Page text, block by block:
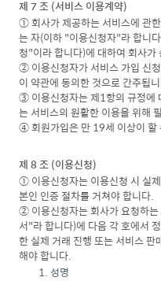
제 7 조 (서비스 이용계약)
① 회사가 제공하는 서비스에 관
는 자(이하 "이용신청자"라 합니
청"이라 합니다)에 대하여 회사
② 이용신청자가 서비스 가입 신
이 약관에 동의한 것으로 간주됩
③ 이용신청자는 제1항의 규정에
는 서비스의 원활한 이용을 위해
④ 회원가입은 만 19세 이상이 할
제 8 조 (이용신청)
① 이용신청자는 이용신청 시 실
본인 인증 절차를 거쳐야 합니다.
② 이용신청자는 회사가 요청하
서"라 합니다)에 다음 각 호에서
한 실제 거래 진행 또는 서비스
해야 합니다.
성명